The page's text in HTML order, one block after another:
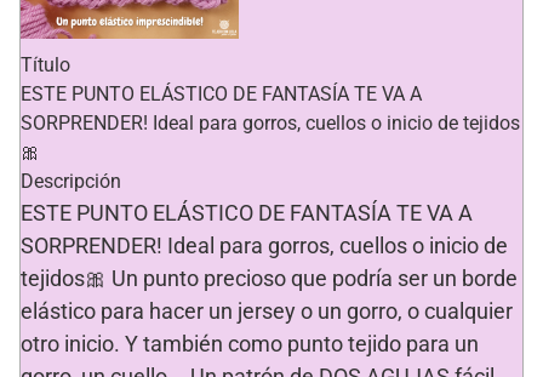
o
m
p
a
r
t
r
F
a
c
e
b
o
k
S
e
a
o
m
p
t
r
S
e
a
b
r
e
n
n
Título
ESTE PUNTO ELÁSTICO DE FANTASÍA TE VA A
SORPRENDER! Ideal para gorros, cuellos o inicio de tejidos
🎀
Descripción
ESTE PUNTO ELÁSTICO DE FANTASÍA TE VA A
SORPRENDER! Ideal para gorros, cuellos o inicio de
tejidos🎀 Un punto precioso que podría ser un borde
elástico para hacer un jersey o un gorro, o cualquier
otro inicio. Y también como punto tejido para un